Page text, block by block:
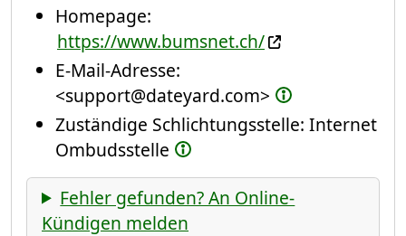
Homepage:
https://www.bumsnet.ch/
E-Mail-Adresse:
<support@dateyard.com>
Zuständige Schlichtungsstelle: Internet
Ombudsstelle
Fehler gefunden? An Online-
Kündigen melden